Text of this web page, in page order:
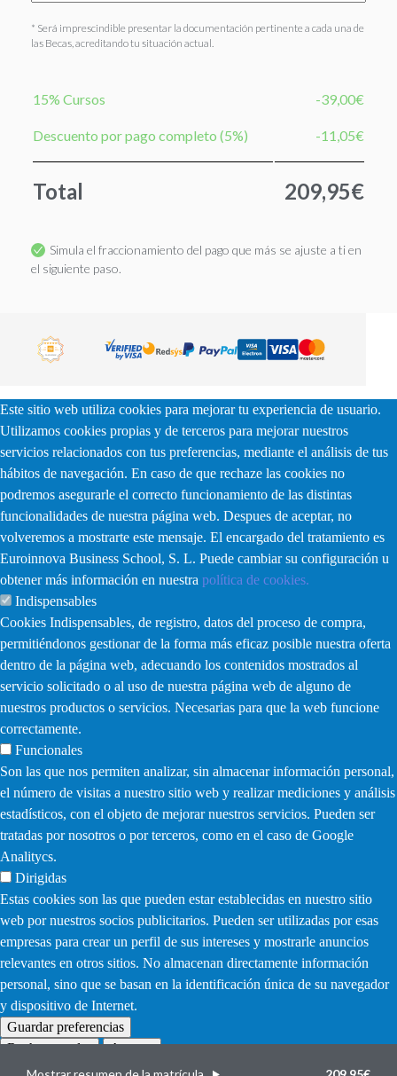
* Será imprescindible presentar la documentación pertinente a cada una de
las Becas, acreditando tu situación actual.
15% Cursos -39,00€
Descuento por pago completo (5%) -11,05€
Total 209,95€
Simula el fraccionamiento del pago que más se ajuste a ti en
el siguiente paso.
Este sitio web utiliza cookies para mejorar tu experiencia de usuario.
Utilizamos cookies propias y de terceros para mejorar nuestros
servicios relacionados con tus preferencias, mediante el análisis de tus
hábitos de navegación. En caso de que rechaze las cookies no
podremos asegurarle el correcto funcionamiento de las distintas
funcionalidades de nuestra página web. Despues de aceptar, no
volveremos a mostrarte este mensaje. El encargado del tratamiento es
Euroinnova Business School, S. L. Puede cambiar su configuración u
obtener más información en nuestra política de cookies.
Indispensables
Cookies Indispensables, de registro, datos del proceso de compra,
permitiéndonos gestionar de la forma más eficaz posible nuestra oferta
dentro de la página web, adecuando los contenidos mostrados al
servicio solicitado o al uso de nuestra página web de alguno de
nuestros productos o servicios. Necesarias para que la web funcione
correctamente.
Funcionales
Son las que nos permiten analizar, sin almacenar información personal,
el número de visitas a nuestro sitio web y realizar mediciones y análisis
estadísticos, con el objeto de mejorar nuestros servicios. Pueden ser
tratadas por nosotros o por terceros, como en el caso de Google
Analitycs.
Dirigidas
Estas cookies son las que pueden estar establecidas en nuestro sitio
web por nuestros socios publicitarios. Pueden ser utilizadas por esas
empresas para crear un perfil de sus intereses y mostrarle anuncios
relevantes en otros sitios. No almacenan directamente información
personal, sino que se basan en la identificación única de su navegador
y dispositivo de Internet.
Guardar preferencias
Rechazar todas
Aceptar
Withdraw